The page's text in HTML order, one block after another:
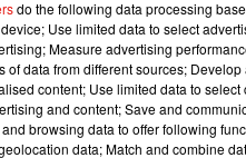
un conseiller
plus souple que celui de
Irlande.
de quatre semaines, selon
do the following data processing
Use limited data to select
Measure advertising
of data from different sources;
content; Use limited data to
and content; Save and
browsing data to offer following
data; Match and combine